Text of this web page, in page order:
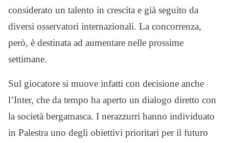
considerato un talento in crescita e già seguito da
diversi osservatori internazionali. La concorrenza,
però, è destinata ad aumentare nelle prossime
settimane.
Sul giocatore si muove infatti con decisione anche
l’Inter, che da tempo ha aperto un dialogo diretto con
la società bergamasca. I nerazzurri hanno individuato
in Palestra uno degli obiettivi prioritari per il futuro